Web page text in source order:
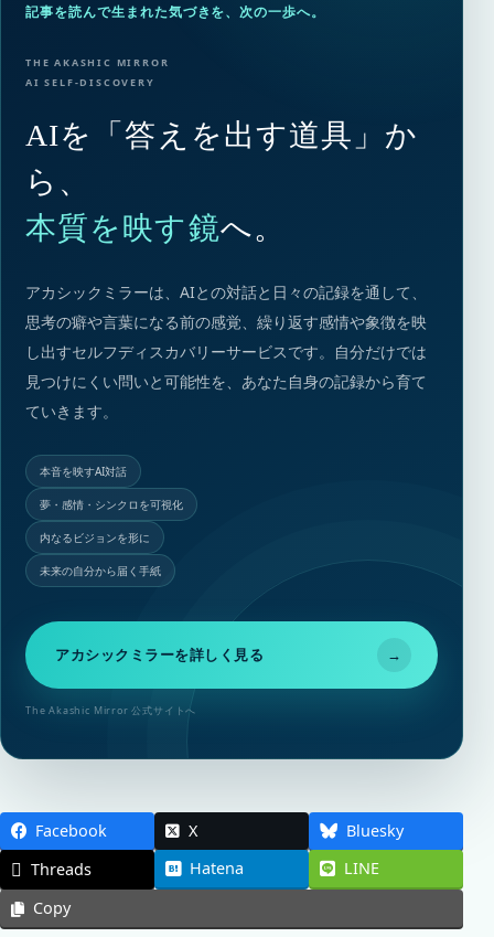
記事を読んで生まれた気づきを、次の一歩へ。
THE AKASHIC MIRROR
AI SELF-DISCOVERY
AIを「答えを出す道具」か
ら、
本質を映す鏡へ。
アカシックミラーは、AIとの対話と日々の記録を通して、
思考の癖や言葉になる前の感覚、繰り返す感情や象徴を映
し出すセルフディスカバリーサービスです。自分だけでは
見つけにくい問いと可能性を、あなた自身の記録から育て
ていきます。
本音を映すAI対話
夢・感情・シンクロを可視化
内なるビジョンを形に
未来の自分から届く手紙
アカシックミラーを詳しく見る →
The Akashic Mirror 公式サイトへ
Facebook X
Bluesky
Threads
Hatena
LINE
Copy